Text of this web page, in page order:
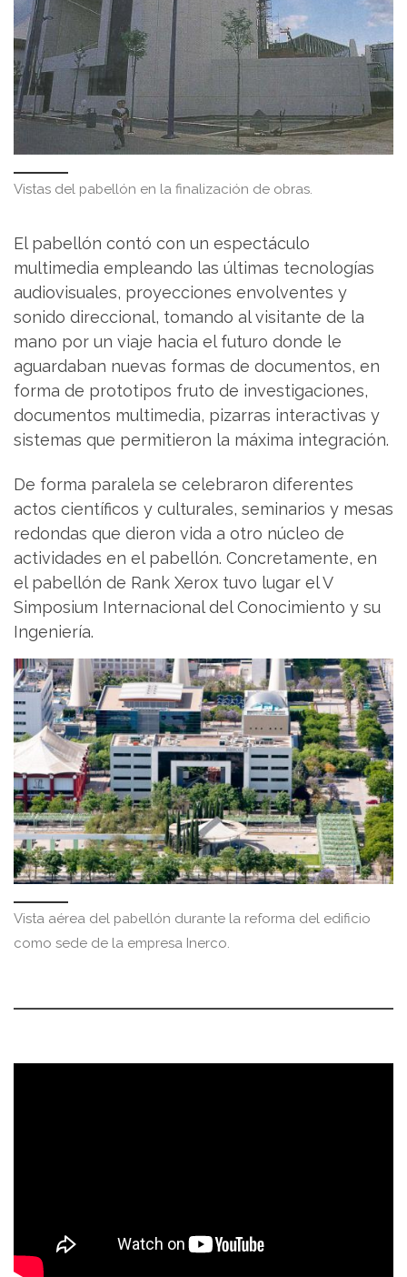
Vistas del pabellón en la finalización de obras.
El pabellón contó con un espectáculo
multimedia empleando las últimas tecnologías
audiovisuales, proyecciones envolventes y
sonido direccional, tomando al visitante de la
mano por un viaje hacia el futuro donde le
aguardaban nuevas formas de documentos, en
forma de prototipos fruto de investigaciones,
documentos multimedia, pizarras interactivas y
sistemas que permitieron la máxima integración.
De forma paralela se celebraron diferentes
actos científicos y culturales, seminarios y mesas
redondas que dieron vida a otro núcleo de
actividades en el pabellón. Concretamente, en
el pabellón de Rank Xerox tuvo lugar el V
Simposium Internacional del Conocimiento y su
Ingeniería.
Vista aérea del pabellón durante la reforma del edificio
como sede de la empresa Inerco.